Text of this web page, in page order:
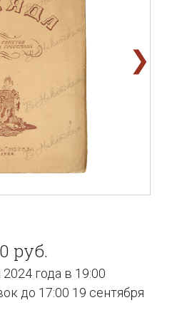
❯
руб.
года в 19:00
до 17:00 19 сентября